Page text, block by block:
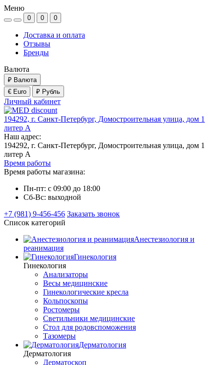
Меню
0 0 0
Доставка и оплата
Отзывы
Бренды
Валюта
₽ Валюта
€ Euro
₽ Рубль
Личный кабинет
194292, г. Санкт-Петербург, Домостроительная улица, дом 1
литер А
Наш адрес:
194292, г. Санкт-Петербург, Домостроительная улица, дом 1
литер А
Время работы
Время работы магазина:
Пн-пт: с 09:00 до 18:00
Сб-Вс: выходной
+7 (981) 9-456-456 Заказать звонок
Список категорий
Анестезиология и
реанимация
Гинекология
Гинекология
Анализаторы
Весы медицинские
Гинекологические кресла
Кольпоскопы
Ростомеры
Светильники медицинские
Стол для родовспоможения
Тазомеры
Дерматология
Дерматология
Дерматоскоп